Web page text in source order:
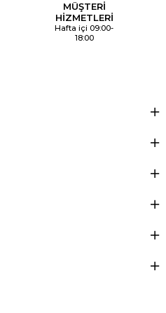
MÜŞTERİ
HİZMETLERİ
Hafta içi 09:00-
18:00